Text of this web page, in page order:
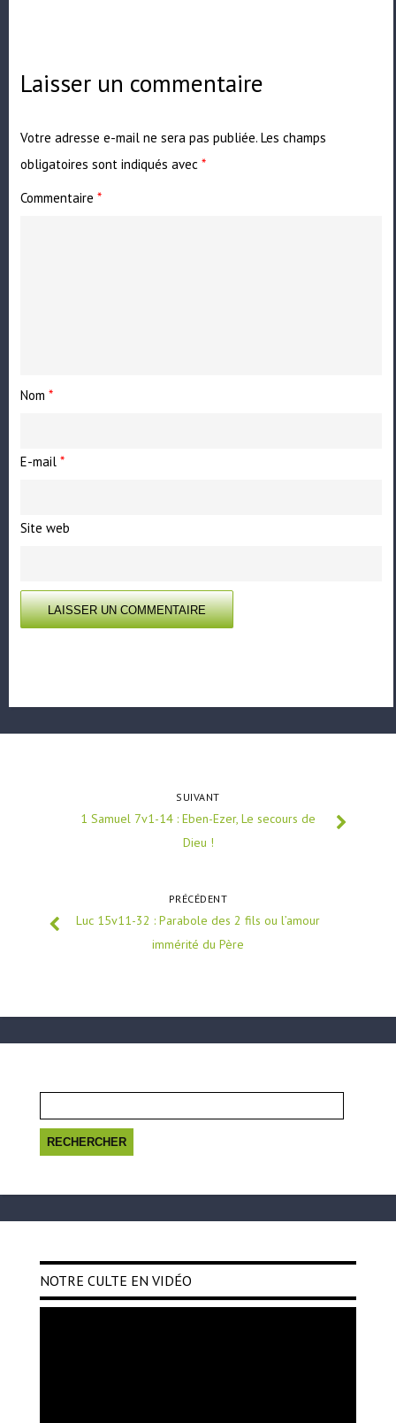
Laisser un commentaire
Votre adresse e-mail ne sera pas publiée. Les champs
obligatoires sont indiqués avec*
Commentaire*
Nom*
E-mail*
Site web
SUIVANT
1 Samuel 7v1-14 : Eben-Ezer, Le secours de
Dieu !
PRÉCÉDENT
Luc 15v11-32 : Parabole des 2 fils ou l’amour
immérité du Père
NOTRE CULTE EN VIDÉO
Lecteur